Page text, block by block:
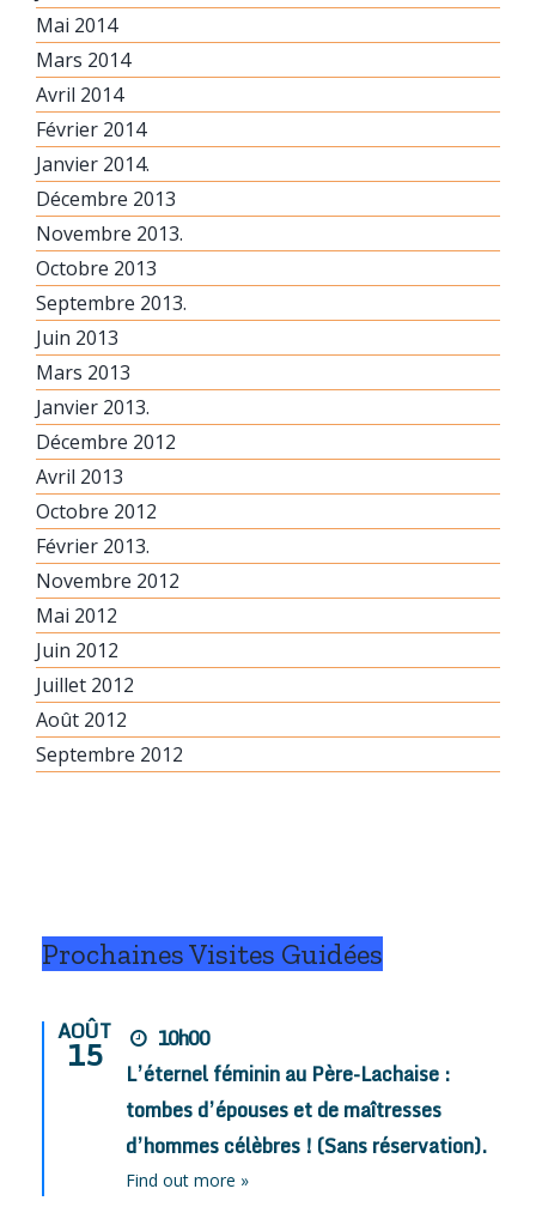
Mai 2014
Mars 2014
Avril 2014
Février 2014
Janvier 2014.
Décembre 2013
Novembre 2013.
Octobre 2013
Septembre 2013.
Juin 2013
Mars 2013
Janvier 2013.
Décembre 2012
Avril 2013
Octobre 2012
Février 2013.
Novembre 2012
Mai 2012
Juin 2012
Juillet 2012
Août 2012
Septembre 2012
Prochaines Visites Guidées
AOÛT
15
10h00
L’éternel féminin au Père-Lachaise :
tombes d’épouses et de maîtresses
d’hommes célèbres ! (Sans réservation).
Find out more »